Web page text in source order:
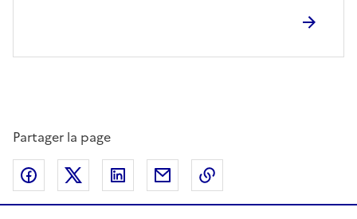
Partager la page
Partager sur Facebook
Partager sur Twitter
Partager sur LinkedIn
Partager par email